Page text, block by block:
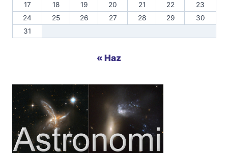
17
18 19 20 21 22
23
24
25 26 27 28 29
30
31
« Haz